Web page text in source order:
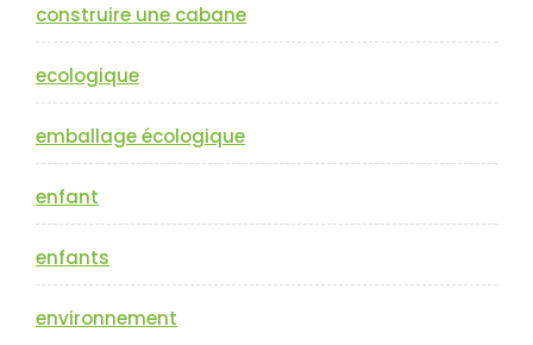
construire une cabane
ecologique
emballage écologique
enfant
enfants
environnement